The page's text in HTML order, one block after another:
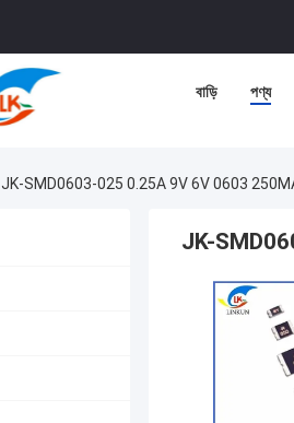
বাড়ি পণ্য
JK-SMD0603-025 0.25A 9V 6V 0603 250MA
JK-